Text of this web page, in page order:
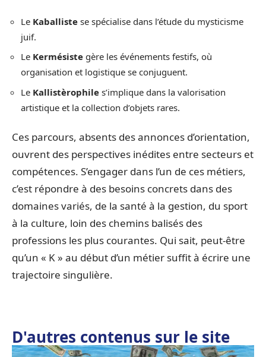
Le Kaballiste se spécialise dans l’étude du mysticisme
juif.
Le Kermésiste gère les événements festifs, où
organisation et logistique se conjuguent.
Le Kallistèrophile s’implique dans la valorisation
artistique et la collection d’objets rares.
Ces parcours, absents des annonces d’orientation,
ouvrent des perspectives inédites entre secteurs et
compétences. S’engager dans l’un de ces métiers,
c’est répondre à des besoins concrets dans des
domaines variés, de la santé à la gestion, du sport
à la culture, loin des chemins balisés des
professions les plus courantes. Qui sait, peut-être
qu’un « K » au début d’un métier suffit à écrire une
trajectoire singulière.
D'autres contenus sur le site